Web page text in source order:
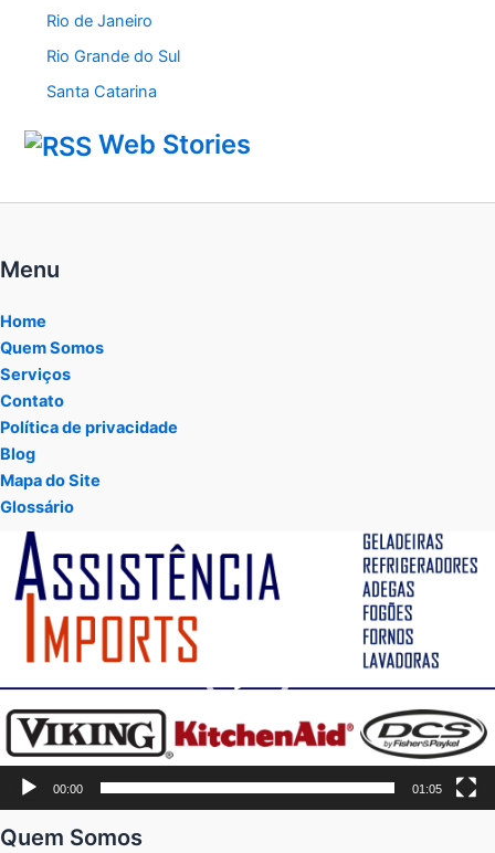
Rio de Janeiro
Rio Grande do Sul
Santa Catarina
Web Stories
Menu
Home
Quem Somos
Serviços
Contato
Política de privacidade
Blog
Mapa do Site
Glossário
Tocador
vídeo
00:00 01:05
Quem Somos